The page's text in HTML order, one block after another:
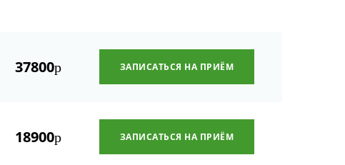
37800р ЗАПИСАТЬСЯ НА ПРИЁМ
18900р ЗАПИСАТЬСЯ НА ПРИЁМ